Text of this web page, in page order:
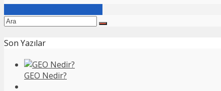
Son Yazılar
GEO Nedir?